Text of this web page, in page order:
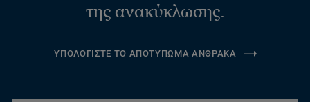
της ανακύκλωσης.
ΥΠΟΛΟΓΙΣΤΕ ΤΟ ΑΠΟΤΥΠΩΜΑ ΑΝΘΡΑΚΑ